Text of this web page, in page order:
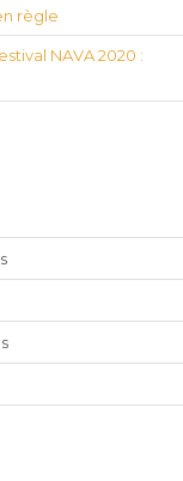
règle
NAVA 2020 :